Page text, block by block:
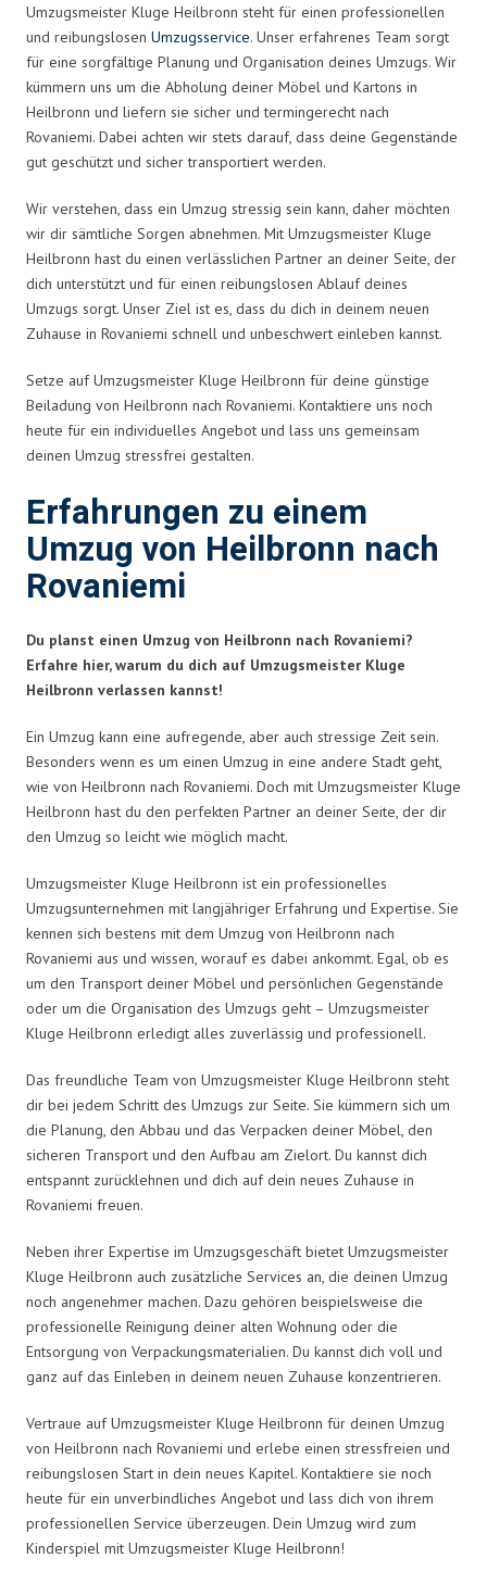
Umzugsmeister Kluge Heilbronn steht für einen professionellen
und reibungslosen Umzugsservice. Unser erfahrenes Team sorgt
für eine sorgfältige Planung und Organisation deines Umzugs. Wir
kümmern uns um die Abholung deiner Möbel und Kartons in
Heilbronn und liefern sie sicher und termingerecht nach
Rovaniemi. Dabei achten wir stets darauf, dass deine Gegenstände
gut geschützt und sicher transportiert werden.
Wir verstehen, dass ein Umzug stressig sein kann, daher möchten
wir dir sämtliche Sorgen abnehmen. Mit Umzugsmeister Kluge
Heilbronn hast du einen verlässlichen Partner an deiner Seite, der
dich unterstützt und für einen reibungslosen Ablauf deines
Umzugs sorgt. Unser Ziel ist es, dass du dich in deinem neuen
Zuhause in Rovaniemi schnell und unbeschwert einleben kannst.
Setze auf Umzugsmeister Kluge Heilbronn für deine günstige
Beiladung von Heilbronn nach Rovaniemi. Kontaktiere uns noch
heute für ein individuelles Angebot und lass uns gemeinsam
deinen Umzug stressfrei gestalten.
Erfahrungen zu einem
Umzug von Heilbronn nach
Rovaniemi
Du planst einen Umzug von Heilbronn nach Rovaniemi?
Erfahre hier, warum du dich auf Umzugsmeister Kluge
Heilbronn verlassen kannst!
Ein Umzug kann eine aufregende, aber auch stressige Zeit sein.
Besonders wenn es um einen Umzug in eine andere Stadt geht,
wie von Heilbronn nach Rovaniemi. Doch mit Umzugsmeister Kluge
Heilbronn hast du den perfekten Partner an deiner Seite, der dir
den Umzug so leicht wie möglich macht.
Umzugsmeister Kluge Heilbronn ist ein professionelles
Umzugsunternehmen mit langjähriger Erfahrung und Expertise. Sie
kennen sich bestens mit dem Umzug von Heilbronn nach
Rovaniemi aus und wissen, worauf es dabei ankommt. Egal, ob es
um den Transport deiner Möbel und persönlichen Gegenstände
oder um die Organisation des Umzugs geht – Umzugsmeister
Kluge Heilbronn erledigt alles zuverlässig und professionell.
Das freundliche Team von Umzugsmeister Kluge Heilbronn steht
dir bei jedem Schritt des Umzugs zur Seite. Sie kümmern sich um
die Planung, den Abbau und das Verpacken deiner Möbel, den
sicheren Transport und den Aufbau am Zielort. Du kannst dich
entspannt zurücklehnen und dich auf dein neues Zuhause in
Rovaniemi freuen.
Neben ihrer Expertise im Umzugsgeschäft bietet Umzugsmeister
Kluge Heilbronn auch zusätzliche Services an, die deinen Umzug
noch angenehmer machen. Dazu gehören beispielsweise die
professionelle Reinigung deiner alten Wohnung oder die
Entsorgung von Verpackungsmaterialien. Du kannst dich voll und
ganz auf das Einleben in deinem neuen Zuhause konzentrieren.
Vertraue auf Umzugsmeister Kluge Heilbronn für deinen Umzug
von Heilbronn nach Rovaniemi und erlebe einen stressfreien und
reibungslosen Start in dein neues Kapitel. Kontaktiere sie noch
heute für ein unverbindliches Angebot und lass dich von ihrem
professionellen Service überzeugen. Dein Umzug wird zum
Kinderspiel mit Umzugsmeister Kluge Heilbronn!